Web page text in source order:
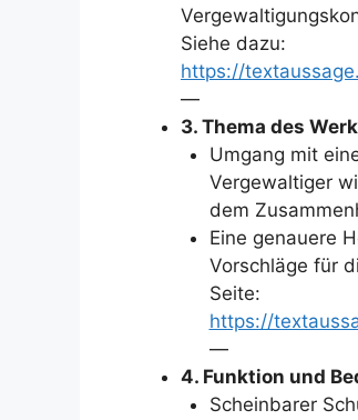
Siehe dazu:
https://
—
3. Thema des
Umgang mit
Vergewaltiger
dem
Eine genauere
Vorschläge für
Seite:
https://
—
4. Funktion und
Scheinbarer